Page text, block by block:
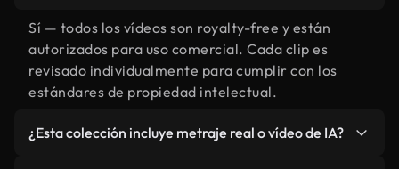
Sí — todos los vídeos son royalty-free y están
autorizados para uso comercial. Cada clip es
revisado individualmente para cumplir con los
estándares de propiedad intelectual.
¿Esta colección incluye metraje real o vídeo de IA?